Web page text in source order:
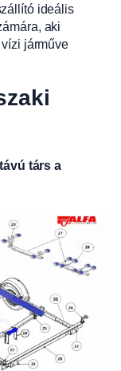
ideális
aki
járműve
társ a